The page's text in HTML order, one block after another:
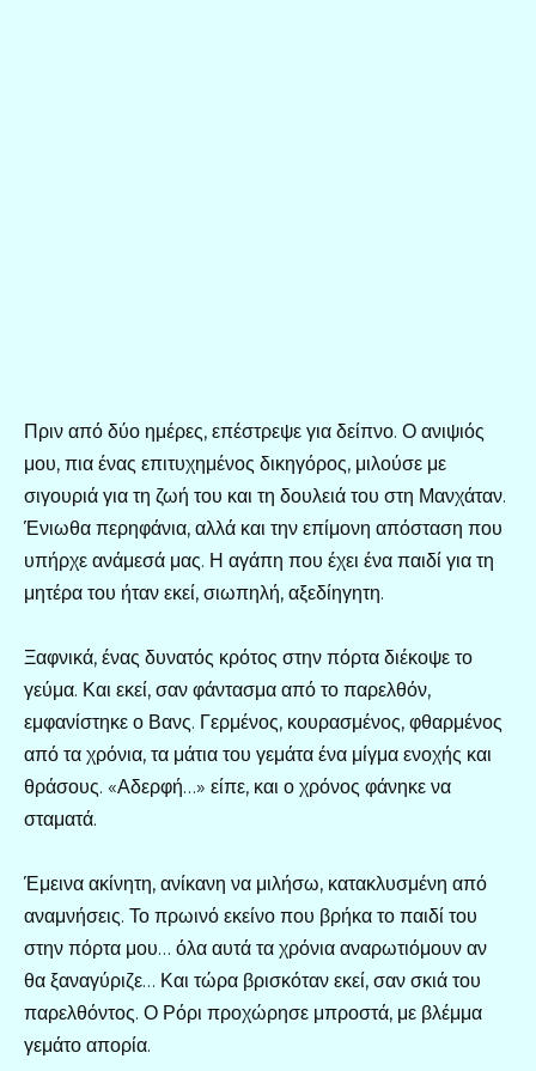
Πριν από δύο ημέρες, επέστρεψε για δείπνο. Ο ανιψιός
μου, πια ένας επιτυχημένος δικηγόρος, μιλούσε με
σιγουριά για τη ζωή του και τη δουλειά του στη Μανχάταν.
Ένιωθα περηφάνια, αλλά και την επίμονη απόσταση που
υπήρχε ανάμεσά μας. Η αγάπη που έχει ένα παιδί για τη
μητέρα του ήταν εκεί, σιωπηλή, αξεδίηγητη.
Ξαφνικά, ένας δυνατός κρότος στην πόρτα διέκοψε το
γεύμα. Και εκεί, σαν φάντασμα από το παρελθόν,
εμφανίστηκε ο Βανς. Γερμένος, κουρασμένος, φθαρμένος
από τα χρόνια, τα μάτια του γεμάτα ένα μίγμα ενοχής και
θράσους. «Αδερφή…» είπε, και ο χρόνος φάνηκε να
σταματά.
Έμεινα ακίνητη, ανίκανη να μιλήσω, κατακλυσμένη από
αναμνήσεις. Το πρωινό εκείνο που βρήκα το παιδί του
στην πόρτα μου… όλα αυτά τα χρόνια αναρωτιόμουν αν
θα ξαναγύριζε… Και τώρα βρισκόταν εκεί, σαν σκιά του
παρελθόντος. Ο Ρόρι προχώρησε μπροστά, με βλέμμα
γεμάτο απορία.